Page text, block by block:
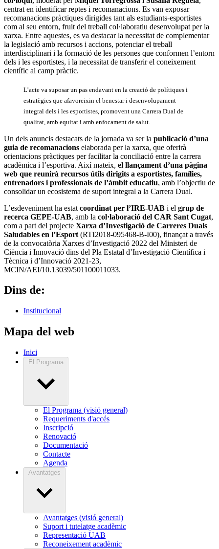
centrat en identificar reptes i recomanacions. Es van exposar
recomanacions pràctiques dirigides tant als estudiants-esportistes
com al seu entorn, fruit del treball col·laboratiu desenvolupat per la
xarxa. Entre aquestes, es va destacar la necessitat de complementar
la legislació amb recursos i accions, potenciar el treball
interdisciplinari i la formació de les persones que conformen l’entorn
dels i les esportistes, i la necessitat de transferir el coneixement
científic al camp pràctic.
L’acte va suposar un pas endavant en la creació de polítiques i
estratègies que afavoreixin el benestar i desenvolupament
integral dels i les esportistes, promovent una Carrera Dual de
qualitat, amb equitat i amb enfocament de salut.
Un dels anuncis destacats de la jornada va ser la publicació d’una
guia de recomanacions elaborada per la xarxa, que oferirà
orientacions pràctiques per facilitar la conciliació entre la carrera
acadèmica i l’esportiva. Així mateix, el llançament d’una pàgina
web que reunirà recursos útils dirigits a esportistes, famílies,
entrenadors i professionals de l’àmbit educatiu, amb l’objectiu de
consolidar un ecosistema de suport integral a la Carrera Dual.
L’esdeveniment ha estat coordinat per l’IRE-UAB i el grup de
recerca GEPE-UAB, amb la col·laboració del CAR Sant Cugat,
com a part del projecte Xarxa d’Investigació de Carreres Duals
Saludables en l’Esport (RTI2018-095468-B-I00), finançat a través
de la convocatòria Xarxes d’Investigació 2022 del Ministeri de
Ciència i Innovació dins del Pla Estatal d’Investigació Científica i
Tècnica i d’Innovació 2021-23,
MCIN/AEI/10.13039/501100011033.
Dins de:
Institucional
Mapa del web
Inici
El Programa
El Programa (visió general)
Requeriments d'accés
Inscripció
Renovació
Documentació
Contacte
Agenda
Avantatges
Avantatges (visió general)
Suport i tutelatge acadèmic
Representació UAB
Reconeixement acadèmic